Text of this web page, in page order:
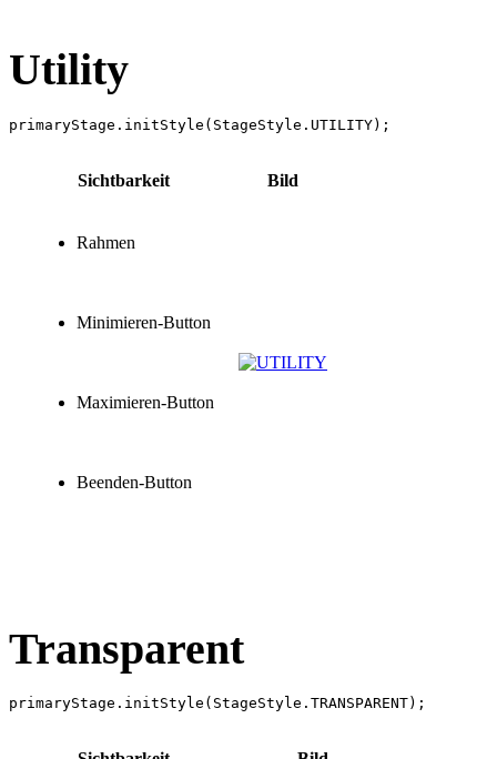
Utility
Sichtbarkeit Bild
Rahmen
Minimieren-Button
Maximieren-Button
Beenden-Button
Transparent